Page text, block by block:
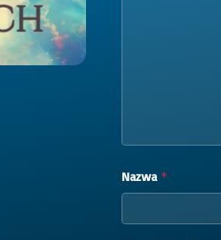
Nazwa *